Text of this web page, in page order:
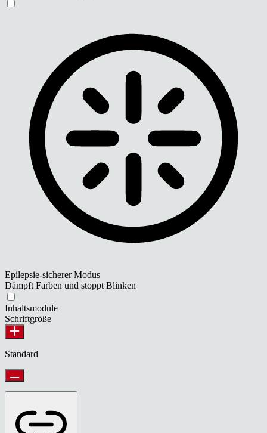
Epilepsie-sicherer Modus
Dämpft Farben und stoppt Blinken
Inhaltsmodule
Schriftgröße
Standard